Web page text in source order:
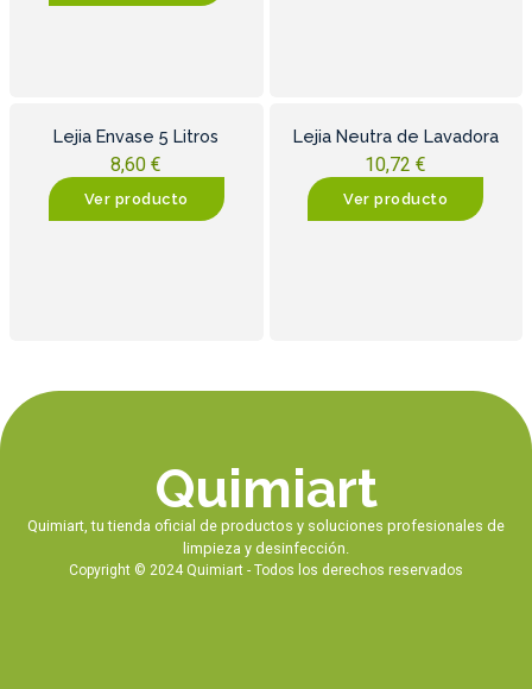
Lejia Envase 5 Litros
8,60€
Ver producto
Lejia Neutra de Lavadora
10,72€
Ver producto
Quimiart
Quimiart, tu tienda oficial de productos y soluciones profesionales de
limpieza y desinfección.
Copyright © 2024 Quimiart - Todos los derechos reservados